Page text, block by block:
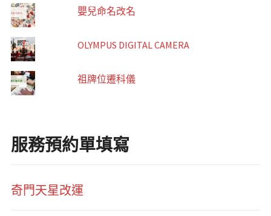
嬰兒命名改名
OLYMPUS DIGITAL CAMERA
祖牌位遷科儀
服務預約單填寫
奇門天星改運